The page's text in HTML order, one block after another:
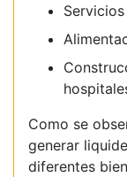
Como se
generar
diferentes